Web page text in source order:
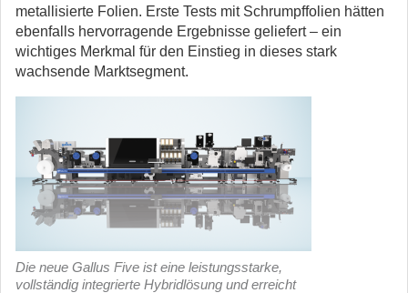
metallisierte Folien. Erste Tests mit Schrumpffolien hätten
ebenfalls hervorragende Ergebnisse geliefert – ein
wichtiges Merkmal für den Einstieg in dieses stark
wachsende Marktsegment.
Die neue Gallus Five ist eine leistungsstarke,
vollständig integrierte Hybridlösung und erreicht